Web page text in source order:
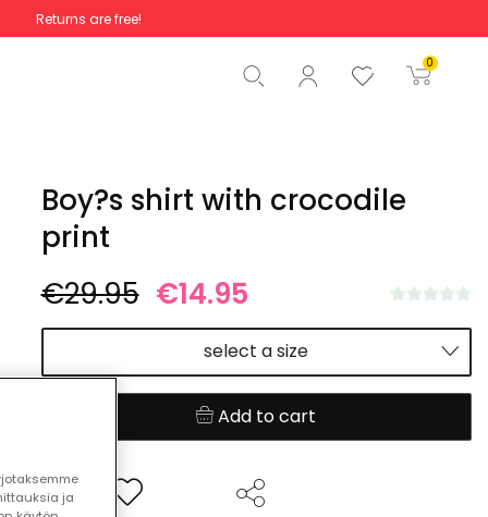
Returns are free!
0
Total €0.00
Start order
Boy?s shirt with crocodile
print
€29.95 €14.95
select a size
Add to cart
ja